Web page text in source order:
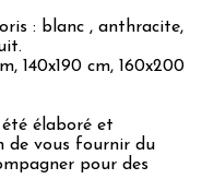
: blanc , anthracite,
140x190 cm, 160x200
élaboré et
de vous fournir du
pour des